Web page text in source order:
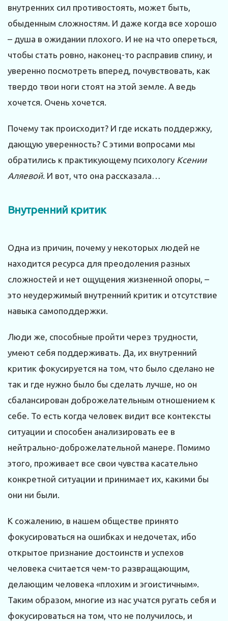
внутренних сил противостоять, может быть,
обыденным сложностям. И даже когда все хорошо
– душа в ожидании плохого. И не на что опереться,
чтобы стать ровно, наконец-то расправив спину, и
уверенно посмотреть вперед, почувствовать, как
твердо твои ноги стоят на этой земле. А ведь
хочется. Очень хочется.
Почему так происходит? И где искать поддержку,
дающую уверенность? С этими вопросами мы
обратились к практикующему психологу Ксении
Аляевой. И вот, что она рассказала…
Внутренний критик
Одна из причин, почему у некоторых людей не
находится ресурса для преодоления разных
сложностей и нет ощущения жизненной опоры, –
это неудержимый внутренний критик и отсутствие
навыка самоподдержки.
Люди же, способные пройти через трудности,
умеют себя поддерживать. Да, их внутренний
критик фокусируется на том, что было сделано не
так и где нужно было бы сделать лучше, но он
сбалансирован доброжелательным отношением к
себе. То есть когда человек видит все контексты
ситуации и способен анализировать ее в
нейтрально-доброжелательной манере. Помимо
этого, проживает все свои чувства касательно
конкретной ситуации и принимает их, какими бы
они ни были.
К сожалению, в нашем общест­ве принято
фокусироваться на ошибках и недочетах, ибо
открытое признание достоинств и успехов
человека считается чем-то развращающим,
делающим человека «плохим и эгоистичным».
Таким образом, многие из нас учатся ругать себя и
фокусироваться на том, что не получилось, и